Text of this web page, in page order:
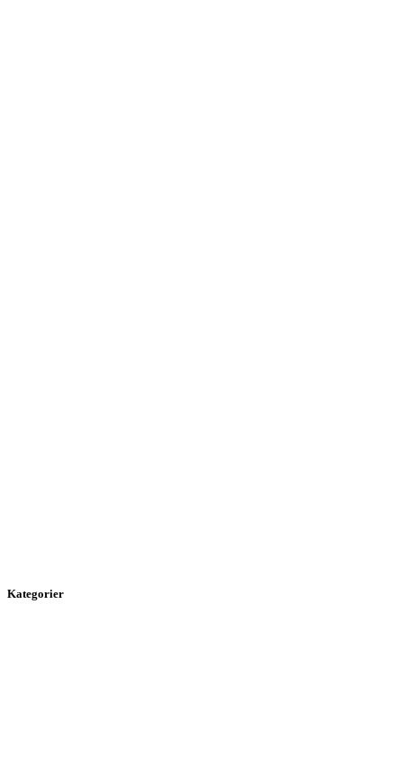
Kategorier